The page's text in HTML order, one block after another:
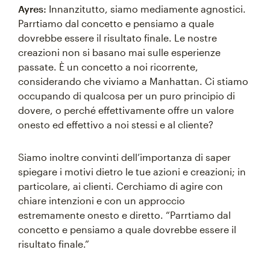
Ayres: Innanzitutto, siamo mediamente agnostici.
Parrtiamo dal concetto e pensiamo a quale
dovrebbe essere il risultato finale. Le nostre
creazioni non si basano mai sulle esperienze
passate. È un concetto a noi ricorrente,
considerando che viviamo a Manhattan. Ci stiamo
occupando di qualcosa per un puro principio di
dovere, o perché effettivamente offre un valore
onesto ed effettivo a noi stessi e al cliente?
Siamo inoltre convinti dell’importanza di saper
spiegare i motivi dietro le tue azioni e creazioni; in
particolare, ai clienti. Cerchiamo di agire con
chiare intenzioni e con un approccio
estremamente onesto e diretto. “Parrtiamo dal
concetto e pensiamo a quale dovrebbe essere il
risultato finale.”